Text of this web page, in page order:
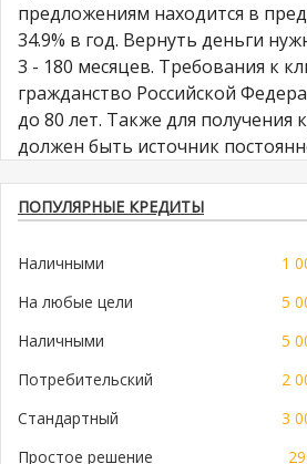
предложениям находится в
34.9% в год. Вернуть деньги
3 - 180 месяцев. Требования к
гражданство Российской
до 80 лет. Также для получения
должен быть источник
ПОПУЛЯРНЫЕ КРЕДИТЫ
Наличными 1
На любые цели
5
Наличными
5
Потребительский
2
Стандартный
3
Простое решение